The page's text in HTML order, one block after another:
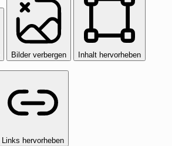
Bilder verbergen Inhalt hervorheben
Links hervorheben